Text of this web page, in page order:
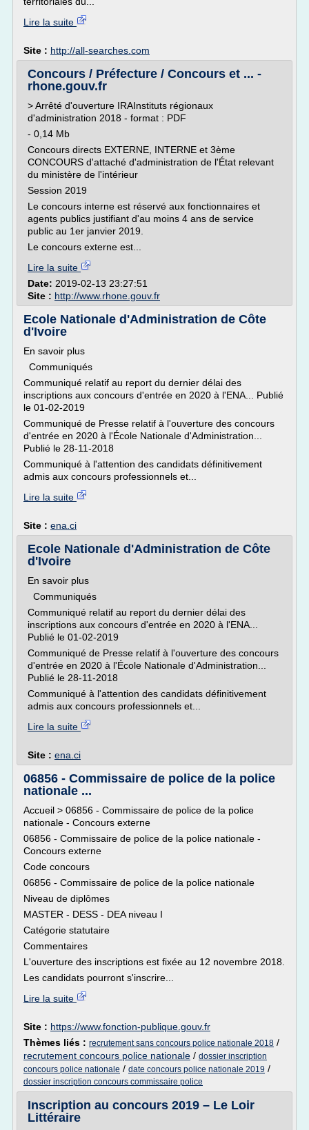
Lire la suite
Site : http://all-searches.com
Concours / Préfecture / Concours et ... -
rhone.gouv.fr
> Arrêté d'ouverture IRAInstituts régionaux
d'administration 2018 - format : PDF
- 0,14 Mb
Concours directs EXTERNE, INTERNE et 3ème
CONCOURS d'attaché d'administration de l'État relevant
du ministère de l'intérieur
Session 2019
Le concours interne est réservé aux fonctionnaires et
agents publics justifiant d'au moins 4 ans de service
public au 1er janvier 2019.
Le concours externe est...
Lire la suite
Date: 2019-02-13 23:27:51
Site : http://www.rhone.gouv.fr
Ecole Nationale d'Administration de Côte
d'Ivoire
En savoir plus
Communiqués
Communiqué relatif au report du dernier délai des
inscriptions aux concours d'entrée en 2020 à l'ENA... Publié
le 01-02-2019
Communiqué de Presse relatif à l'ouverture des concours
d'entrée en 2020 à l'École Nationale d'Administration...
Publié le 28-11-2018
Communiqué à l'attention des candidats définitivement
admis aux concours professionnels et...
Lire la suite
Site : ena.ci
Ecole Nationale d'Administration de Côte
d'Ivoire
En savoir plus
Communiqués
Communiqué relatif au report du dernier délai des
inscriptions aux concours d'entrée en 2020 à l'ENA...
Publié le 01-02-2019
Communiqué de Presse relatif à l'ouverture des concours
d'entrée en 2020 à l'École Nationale d'Administration...
Publié le 28-11-2018
Communiqué à l'attention des candidats définitivement
admis aux concours professionnels et...
Lire la suite
Site : ena.ci
06856 - Commissaire de police de la police
nationale ...
Accueil > 06856 - Commissaire de police de la police
nationale - Concours externe
06856 - Commissaire de police de la police nationale -
Concours externe
Code concours
06856 - Commissaire de police de la police nationale
Niveau de diplômes
MASTER - DESS - DEA niveau I
Catégorie statutaire
Commentaires
L'ouverture des inscriptions est fixée au 12 novembre 2018.
Les candidats pourront s'inscrire...
Lire la suite
Site : https://www.fonction-publique.gouv.fr
Thèmes liés : recrutement sans concours police nationale 2018 /
recrutement concours police nationale / dossier inscription
concours police nationale / date concours police nationale 2019 /
dossier inscription concours commissaire police
Inscription au concours 2019 – Le Loir
Littéraire